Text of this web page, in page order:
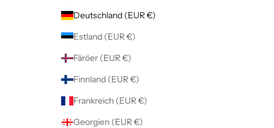
Deutschland (EUR €)
Estland (EUR €)
Färöer (EUR €)
Finnland (EUR €)
Frankreich (EUR €)
Georgien (EUR €)